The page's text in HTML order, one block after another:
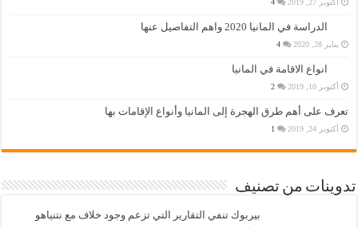
أكتوبر 27, 2019 4
الدراسة في المانيا 2020 واهم التفاصيل عنها
يناير 28, 2020 4
انواع الاقامة في المانيا
أكتوبر 10, 2019 2
تعرف على أهم طرق الهجرة إلى المانيا وأنواع الإقامات بها
أكتوبر 24, 2019 1
تدوينات من تصنيف
بيربوك تنفي التقارير التي تزعم وجود خلاف مع نتنياهو